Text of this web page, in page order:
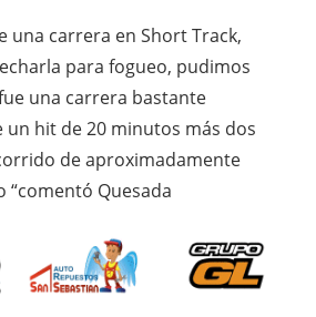
una carrera en Short Track,
para fogueo, pudimos
una carrera bastante
un hit de 20 minutos más dos
de aproximadamente
“comentó Quesada